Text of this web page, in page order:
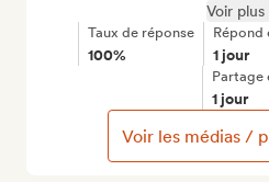
Voir plus
Taux de réponse
100%
Répond
1 jour
Partage
1 jour
Voir les médias /